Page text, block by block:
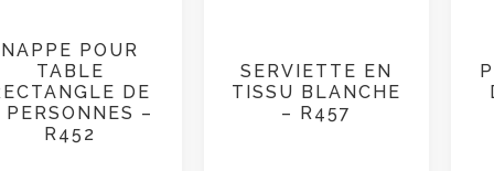
NAPPE POUR
TABLE
DE
PERSONNES –
R452
SERVIETTE EN
TISSU BLANCHE
– R457